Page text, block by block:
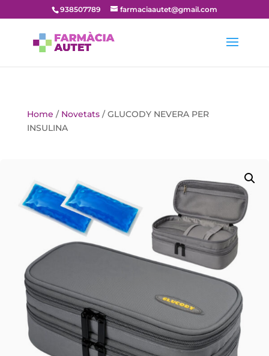
938507789 farmaciaautet@gmail.com
Home / Novetats/ GLUCODY NEVERA PER
INSULINA